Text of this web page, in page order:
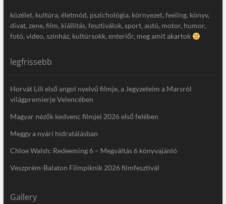
közélet, kultúra, életmód, pszichológia, környezet, feeling, könyv,
divat, zene, film, kiállítás, fesztiválok, sport, autó, motor, humor,
fotó, video, színház, kultúrsokk, enteriőr, meg amit akartok
legfrissebb
Horvát Lili első angol nyelvű filmje, a Jegyzeteim a Marsról
világpremierje Velencében
Magyar nézők kedvenc filmjei 2026 első felében
Meggy a nyári hidratálásban
Chloe Walsh: Redeeming 6 – Megváltás 6 könyvajánló
Veszprém-Balaton Filmpiknik 2026 filmfesztivál
Gallery